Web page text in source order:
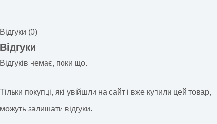
Відгуки (0)
Відгуки
Відгуків немає, поки що.
Тільки покупці, які увійшли на сайт і вже купили цей товар,
можуть залишати відгуки.